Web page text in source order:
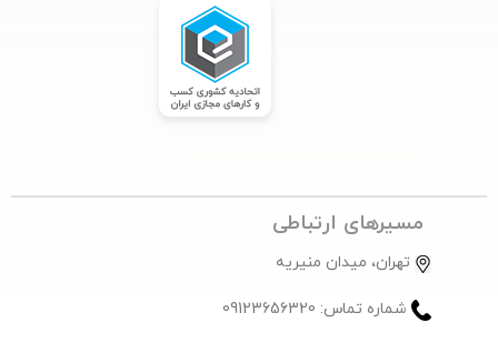
مسیرهای ارتباطی
تهران، میدان منیریه
شماره تماس: 09123656320